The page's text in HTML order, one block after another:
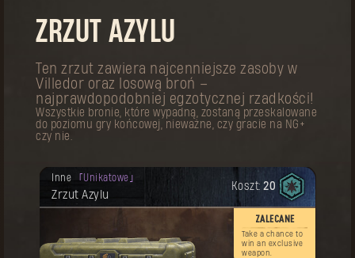
Strój Legendarne
Twoja nagroda została odblokowana.
Talizman pierwszego pielgrzyma
Koszt:20
ZRZUT AZYLU
Ten zrzut zawiera najcenniejsze zasoby w
Villedor oraz losową broń –
najprawdopodobniej egzotycznej rzadkości!
Wszystkie bronie, które wypadną, zostaną przeskalowane
do poziomu gry końcowej, nieważne, czy gracie na NG+
czy nie.
Inne Unikatowe
Zrzut Azylu
Koszt: 20
ZALECANE
Take a chance to
win an exclusive
weapon.
Twoja nagroda została odblokowana.
Pamiętaj! Ten przedmiot można kupować
wiele razy.